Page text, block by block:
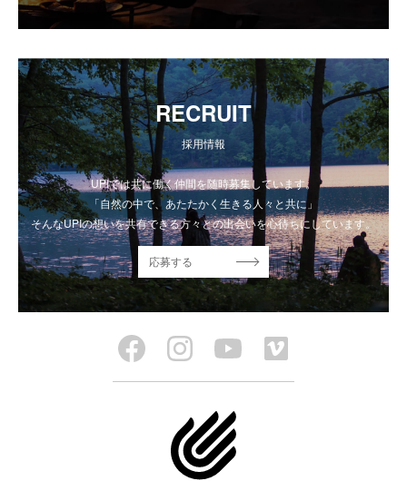
RECRUIT
採用情報
UPIでは共に働く仲間を随時募集しています。
「自然の中で、あたたかく生きる人々と共に」
そんなUPIの想いを共有できる方々との出会いを心待ちにしています。
応募する